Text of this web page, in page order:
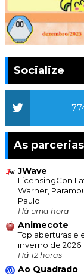
Socialize
As parcerias
JWave
LicensingCon
Warner,
Paulo
Há uma hora
Animecote
Top aberturas e
inverno de 2026
Há 12 horas
Ao Quadrado